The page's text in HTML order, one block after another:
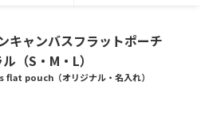
キャンバスフラットポーチ
（S・M・L）
pouch（オリジナル・名入れ）